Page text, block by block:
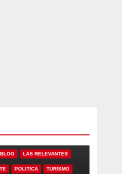
BLOG LAS RELEVANTES
POLITICA TURISMO